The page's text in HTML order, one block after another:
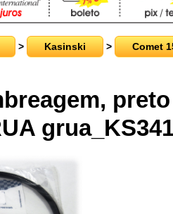
> Kasinski > Comet